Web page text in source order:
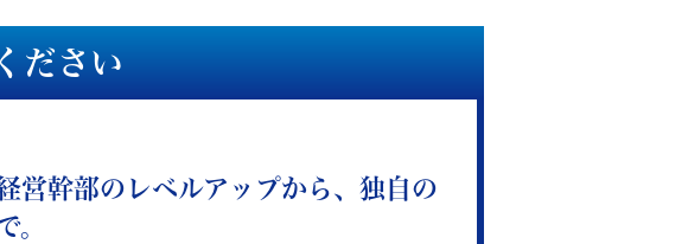
ださい
営幹部のレベルアップから、独自の
。